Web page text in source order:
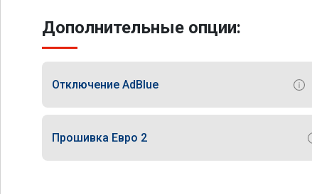
Дополнительные опции:
Отключение AdBlue
Прошивка Евро 2